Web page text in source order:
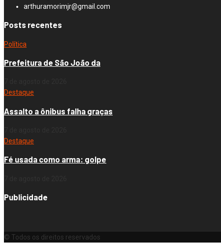
arthuramorimjr@gmail.com
Posts recentes
Política
Prefeitura de São João da
Destaque
Assalto a ônibus falha graças
Destaque
Fé usada como arma: golpe
Publicidade
© Todos os direitos reservados